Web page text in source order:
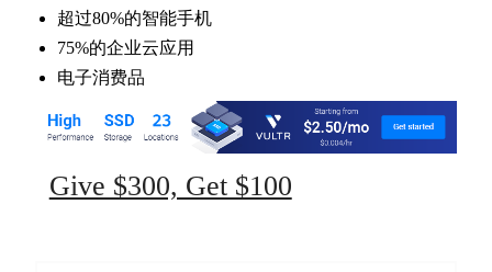
超过80%的智能手机
75%的企业云应用
电子消费品
Give $300, Get $100